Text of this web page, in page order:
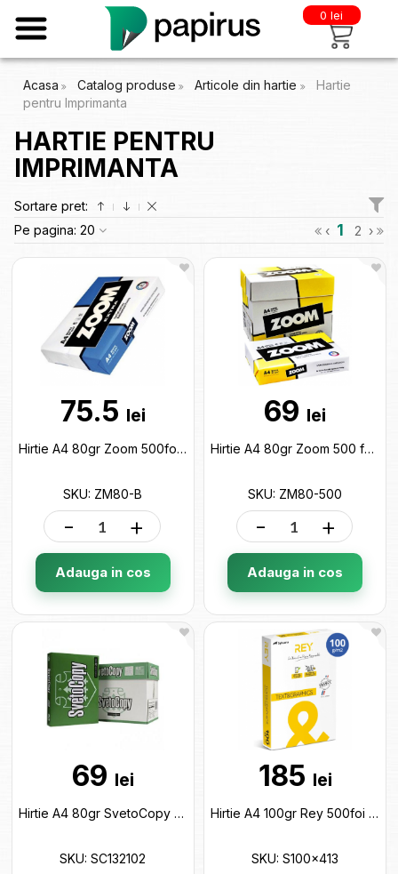
0 lei
Acasa Catalog produse Articole din hartie
Hartie
pentru Imprimanta
HARTIE PENTRU
IMPRIMANTA
Sortare pret:
Pe pagina: 20 ‹ 1 2 ›
75.5 lei
Hirtie A4 80gr Zoom 500foi Clasa B ZM80-B
SKU: ZM80-B
- +
Adauga in cos
69 lei
Hirtie A4 80gr Zoom 500 foi Clasa C+ ZM80-500
SKU: ZM80-500
- +
Adauga in cos
69 lei
Hirtie A4 80gr SvetoCopy 500 foi SC132102
SKU: SC132102
185 lei
Hirtie A4 100gr Rey 500foi Alba S100x413
SKU: S100x413